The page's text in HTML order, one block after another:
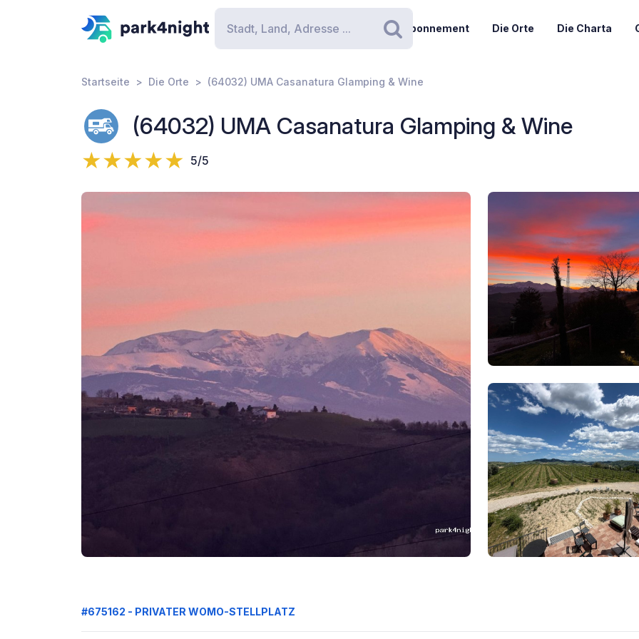
Suchen
Abonnement Die Orte Die Charta
Startseite Die Orte (64032) UMA Casanatura Glamping & Wine
(64032) UMA Casanatura Glamping & Wine
5/5
#675162 - PRIVATER WOMO-STELLPLATZ